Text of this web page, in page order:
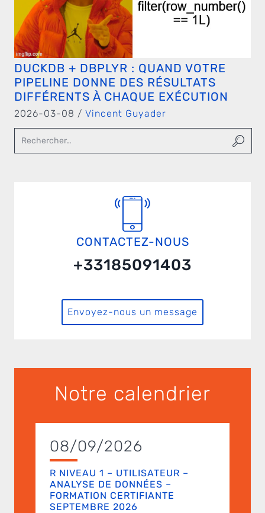
DUCKDB + DBPLYR : QUAND VOTRE
PIPELINE DONNE DES RÉSULTATS
DIFFÉRENTS À CHAQUE EXÉCUTION
2026-03-08 / Vincent Guyader
CONTACTEZ-NOUS
+33185091403
Envoyez-nous un message
Notre calendrier
08/09/2026
R NIVEAU 1 – UTILISATEUR –
ANALYSE DE DONNÉES –
FORMATION CERTIFIANTE
SEPTEMBRE 2026